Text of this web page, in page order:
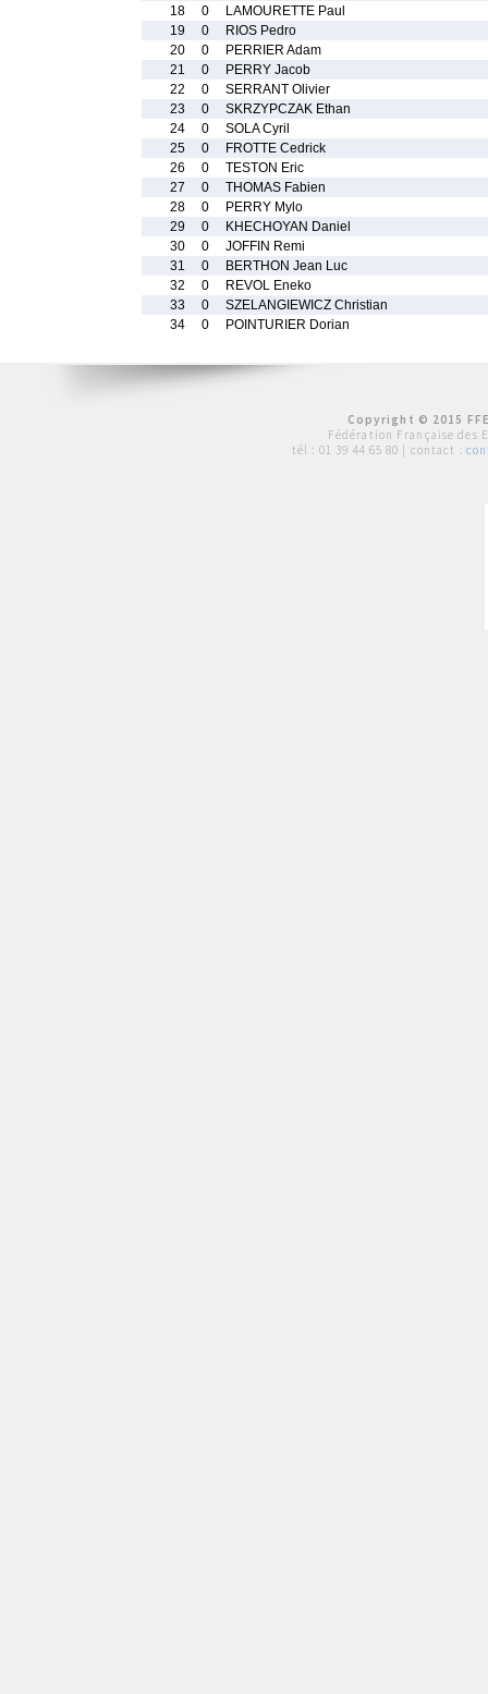
18
0
LAMOURETTE Paul
19
0
RIOS Pedro
20
0
PERRIER Adam
21
0
PERRY Jacob
22
0
SERRANT Olivier
23
0
SKRZYPCZAK Ethan
24
0
SOLA Cyril
25
0
FROTTE Cedrick
26
0
TESTON Eric
27
0
THOMAS Fabien
28
0
PERRY Mylo
29
0
KHECHOYAN Daniel
30
0
JOFFIN Remi
31
0
BERTHON Jean Luc
32
0
REVOL Eneko
33
0
SZELANGIEWICZ Christian
34
0 POINTURIER Dorian
Copyright © 2015
Fédération Française des
tél : 01 39 44 65 80 | contact :